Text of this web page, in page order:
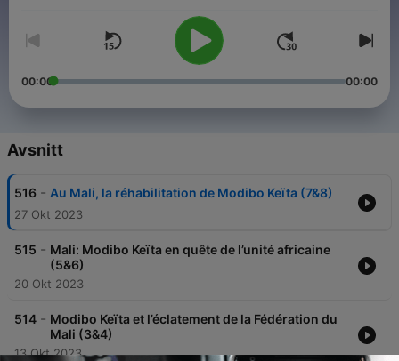
et à 22h10 TU vers toutes cibles.À partir du 4 novembre 2023,
l'émission sera remplacée provisoirement par des diffusions de
podcasts.
00:00 00:00
Avsnitt
516 - Au Mali, la réhabilitation de Modibo Keïta (7&8)
27 Okt 2023
515 - Mali: Modibo Keïta en quête de l’unité africaine
(5&6)
20 Okt 2023
514 - Modibo Keïta et l’éclatement de la Fédération du
Mali (3&4)
13 Okt 2023